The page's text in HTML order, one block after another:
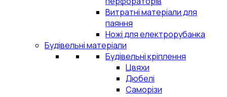
Витратні матеріали для
паяння
Ножі для електрорубанка
Будівельні матеріали
Будівельні кріплення
Цвяхи
Дюбелі
Саморізи